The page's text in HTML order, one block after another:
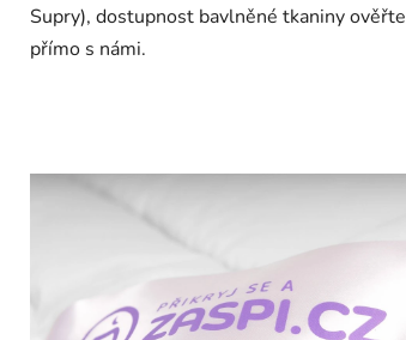
Supry), dostupnost bavlněné tkaniny ověřte
přímo s námi.